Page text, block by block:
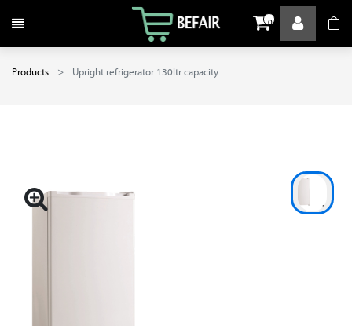
Toggle navigation 0
Products Upright refrigerator 130ltr capacity